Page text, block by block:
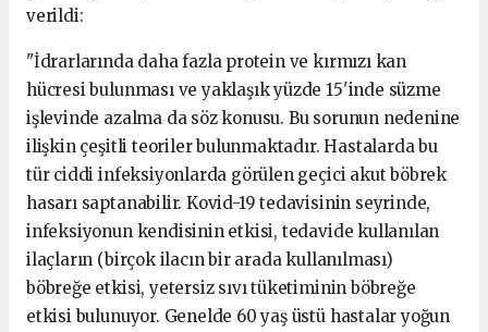
verildi:
"İdrarlarında daha fazla protein ve kırmızı kan
hücresi bulunması ve yaklaşık yüzde 15'inde süzme
işlevinde azalma da söz konusu. Bu sorunun nedenine
ilişkin çeşitli teoriler bulunmaktadır. Hastalarda bu
tür ciddi infeksiyonlarda görülen geçici akut böbrek
hasarı saptanabilir. Kovid-19 tedavisinin seyrinde,
infeksiyonun kendisinin etkisi, tedavide kullanılan
ilaçların (birçok ilacın bir arada kullanılması)
böbreğe etkisi, yetersiz sıvı tüketiminin böbreğe
etkisi bulunuyor. Genelde 60 yaş üstü hastalar yoğun